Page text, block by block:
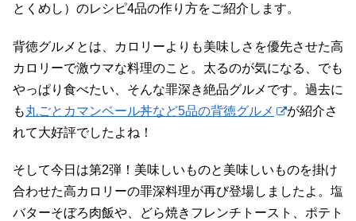
とくめし）のレシピ4品の作り方をご紹介します。
背徳グルメとは、カロリーよりも美味しさを優先させた高
カロリーで激ウマな料理のこと。太るのが気になる、でも
やっぱり食べたい、そんな罪深き絶品グルメです。過去に
も丸ごとカマンベール丼など5品の背徳グルメ
が紹介さ
れて大好評でしたよね！
そして今日は第2弾！美味しいものと美味しいものを掛け
合わせた高カロリーの罪深料理が再び登場しましたよ。塩
バターそぼろ肉飯や、どら焼きフレンチトースト、ポテト